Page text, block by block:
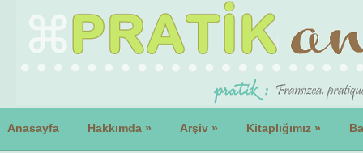
Anasayfa Hakkımda » Arşiv » Kitaplığımız »